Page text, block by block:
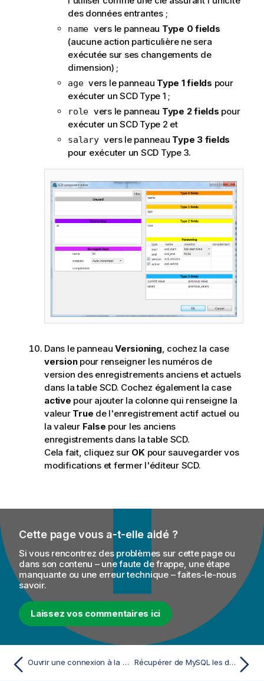
des données entrantes ;
name vers le panneau Type 0 fields
(aucune action particulière ne sera
exécutée sur ses changements de
dimension) ;
age vers le panneau Type 1 fields pour
exécuter un SCD Type 1 ;
role vers le panneau Type 2 fields pour
exécuter un SCD Type 2 et
salaryvers le panneau Type 3 fields
pour exécuter un SCD Type 3.
Dans le panneau Versioning, cochez la case
versionpour renseigner les numéros de
version des enregistrements anciens et actuels
dans la table SCD. Cochez également la case
active pour ajouter la colonne qui renseigne la
valeur True de l'enregistrement actif actuel ou
la valeur False pour les anciens
enregistrements dans la table SCD.
Cela fait, cliquez sur OKpour sauvegarder vos
modifications et fermer l'éditeur SCD.
Cette page vous a-t-elle aidé ?
Si vous rencontrez des problèmes sur cette page ou
dans son contenu – une faute de frappe, une étape
manquante ou une erreur technique – faites-le-nous
savoir.
Laissez vos commentaires ici
Ouvrir une connexion à la base de données MySQL Récupérer de MySQL les données insérées des employés